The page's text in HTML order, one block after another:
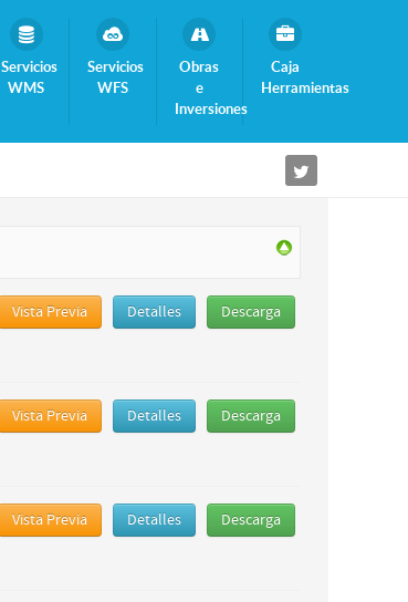
Servicios
WMS
Servicios
WFS
Obras
e
Inversiones
Caja
Herramientas
Descarga
Detalles
Vista Previa
Descarga
Detalles
Vista Previa
Descarga
Detalles
Vista Previa